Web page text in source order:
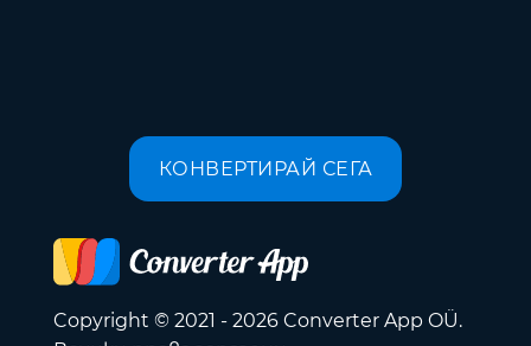
КОНВЕРТИРАЙ СЕГА
Copyright © 2021 - 2026 Converter App OÜ.